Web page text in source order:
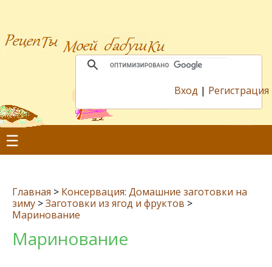
Вход | Регистрация
☰
Главная > Консервация: Домашние заготовки на
зиму >Заготовки из ягод и фруктов >
Маринование
Маринование